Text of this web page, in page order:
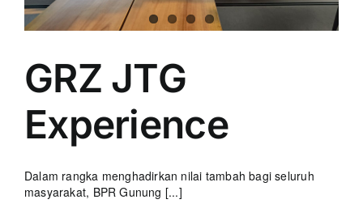
GRZ JTG
Experience
Dalam rangka menghadirkan nilai tambah bagi seluruh
masyarakat, BPR Gunung [...]